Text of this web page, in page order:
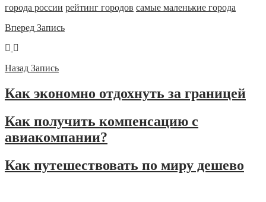
города россии рейтинг городов самые маленькие города
Вперед Запись
Назад Запись
Как экономно отдохнуть за границей
Как получить компенсацию с
авиакомпании?
Как путешествовать по миру дешево